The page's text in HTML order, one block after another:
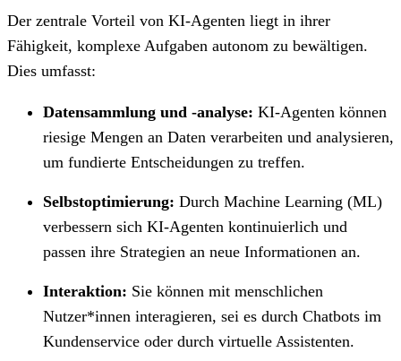
Der zentrale Vorteil von KI-Agenten liegt in ihrer
Fähigkeit, komplexe Aufgaben autonom zu bewältigen.
Dies umfasst:
Datensammlung und -analyse: KI-Agenten können
riesige Mengen an Daten verarbeiten und analysieren,
um fundierte Entscheidungen zu treffen.
Selbstoptimierung: Durch Machine Learning (ML)
verbessern sich KI-Agenten kontinuierlich und
passen ihre Strategien an neue Informationen an.
Interaktion: Sie können mit menschlichen
Nutzer*innen interagieren, sei es durch Chatbots im
Kundenservice oder durch virtuelle Assistenten.